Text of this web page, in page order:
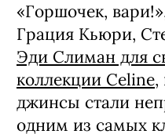
«Горшочек,
Грация Кьюри,
Эди Слиман для
коллекции Celine,
джинсы стали
одним из самых